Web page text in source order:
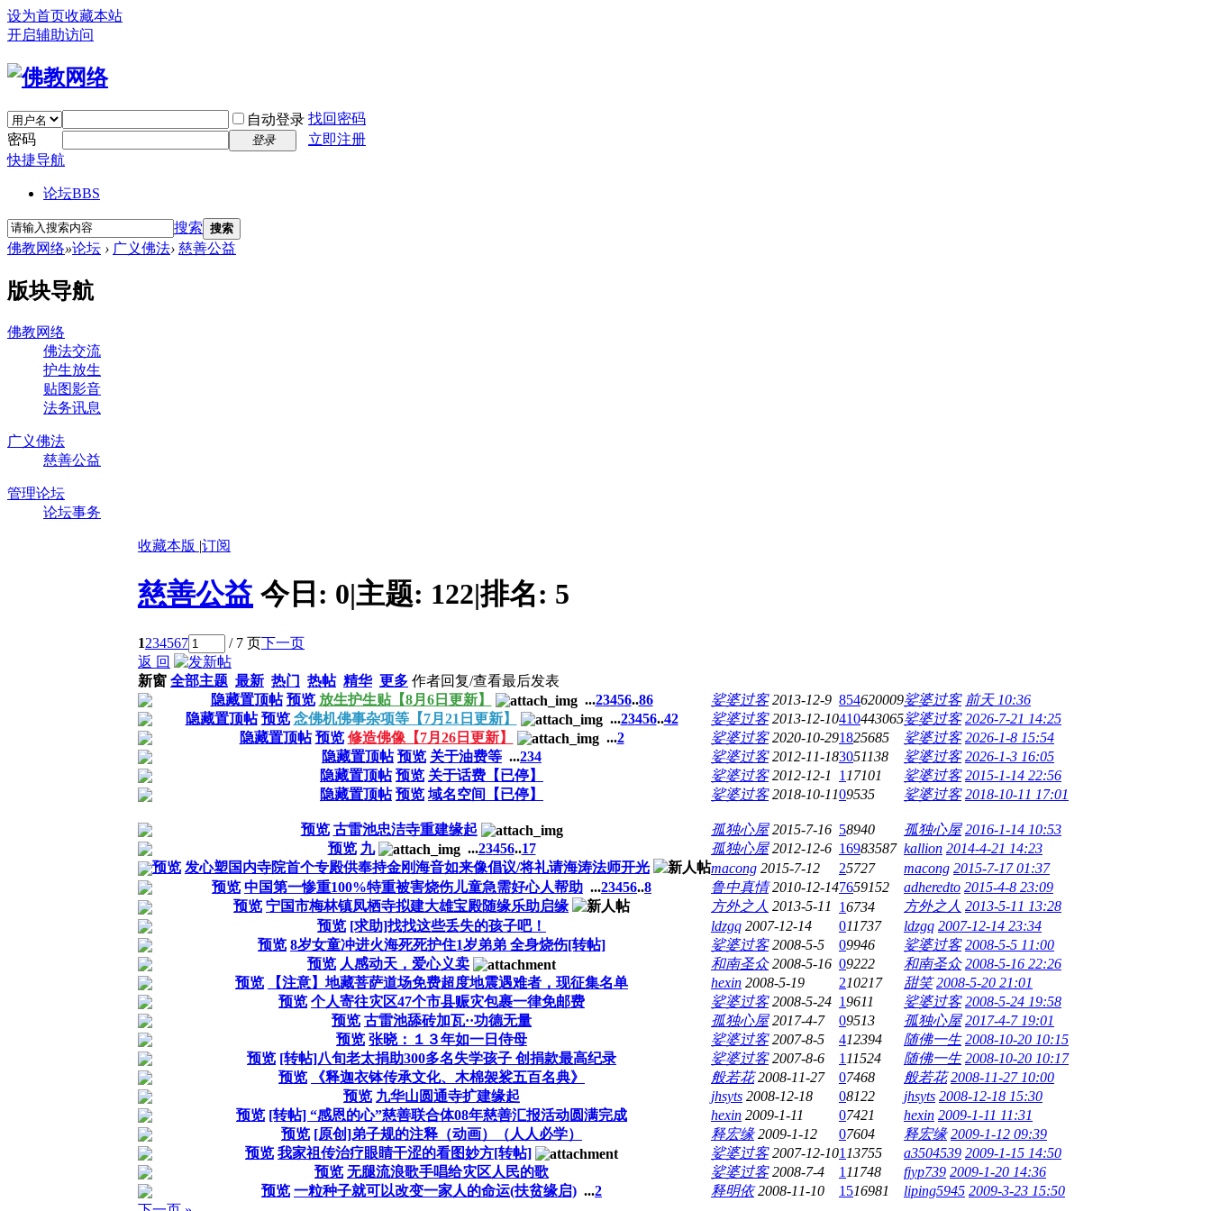
设为首页收藏本站
开启辅助访问
自动登录 找回密码
密码
登录
立即注册
快捷导航
论坛BBS
搜索 搜索
佛教网络»论坛 › 广义佛法› 慈善公益
版块导航
佛教网络
佛法交流
护生放生
贴图影音
法务讯息
广义佛法
慈善公益
管理论坛
论坛事务
收藏本版 |订阅
慈善公益 今日: 0|主题: 122|排名: 5
1234567 / 7 页下一页
返 回
新窗 全部主题 最新 热门 热帖 精华 更多 作者回复/查看最后发表
隐藏置顶帖 预览 放生护生贴【8月6日更新】 ...23456..86 娑婆过客 2013-12-9 854620009娑婆过客 前天 10:36
隐藏置顶帖 预览 念佛机佛事杂项等【7月21日更新】 ...23456..42 娑婆过客 2013-12-10410443065娑婆过客 2026-7-21 14:25
隐藏置顶帖 预览 修造佛像【7月26日更新】 ...2 娑婆过客 2020-10-291825685 娑婆过客 2026-1-8 15:54
隐藏置顶帖 预览 关于油费等 ...234 娑婆过客 2012-11-183051138 娑婆过客 2026-1-3 16:05
隐藏置顶帖 预览 关于话费【已停】 娑婆过客 2012-12-1 1 17101 娑婆过客 2015-1-14 22:56
隐藏置顶帖 预览 域名空间【已停】 娑婆过客 2018-10-1109535 娑婆过客 2018-10-11 17:01
预览 古雷池忠洁寺重建缘起 孤独心屋 2015-7-16 58940 孤独心屋 2016-1-14 10:53
预览 九 ...23456..17 孤独心屋 2012-12-6 16983587 kallion 2014-4-21 14:23
预览 发心塑国内寺院首个专殿供奉持金刚海音如来像倡议/将礼请海涛法师开光 macong 2015-7-12 25727 macong 2015-7-17 01:37
预览 中国第一惨重100%特重被害烧伤儿童急需好心人帮助 ...23456..8 鲁中真情 2010-12-147659152 adheredto 2015-4-8 23:09
预览 宁国市梅林镇凤栖寺拟建大雄宝殿随缘乐助启缘 方外之人 2013-5-11 16734 方外之人 2013-5-11 13:28
预览 [求助]找找这些丢失的孩子吧！ ldzgq 2007-12-14 011737 ldzgq 2007-12-14 23:34
预览 8岁女童冲进火海死死护住1岁弟弟 全身烧伤[转帖] 娑婆过客 2008-5-5 09946 娑婆过客 2008-5-5 11:00
预览 人感动天，爱心义卖 和南圣众 2008-5-16 09222 和南圣众 2008-5-16 22:26
预览
【注意】地藏菩萨道场免费超度地震遇难者，现征集名单 hexin 2008-5-19 210217 甜笑 2008-5-20 21:01
预览 个人寄往灾区47个市县赈灾包裹一律免邮费 娑婆过客 2008-5-24 19611 娑婆过客 2008-5-24 19:58
预览 古雷池舔砖加瓦··功德无量 孤独心屋 2017-4-7 09513 孤独心屋 2017-4-7 19:01
预览 张晓：１３年如一日侍母 娑婆过客 2007-8-5 412394 随佛一生 2008-10-20 10:15
预览 [转帖]八旬老太捐助300多名失学孩子 创捐款最高纪录 娑婆过客 2007-8-6 1 11524 随佛一生 2008-10-20 10:17
预览
《释迦衣钵传承文化、木棉袈裟五百名典》 般若花 2008-11-27 07468 般若花 2008-11-27 10:00
预览 九华山圆通寺扩建缘起 jhsyts 2008-12-18 08122 jhsyts 2008-12-18 15:30
预览 [转帖] “感恩的心”慈善联合体08年慈善汇报活动圆满完成 hexin 2009-1-11 07421 hexin 2009-1-11 11:31
预览 [原创]弟子规的注释（动画）（人人必学） 释宏缘 2009-1-12 07604 释宏缘 2009-1-12 09:39
预览 我家祖传治疗眼睛干涩的看图妙方[转帖] 娑婆过客 2007-12-101 13755 a3504539 2009-1-15 14:50
预览 无腿流浪歌手唱给灾区人民的歌 娑婆过客 2008-7-4 1 11748 fjyp739 2009-1-20 14:36
预览 一粒种子就可以改变一家人的命运(扶贫缘启) ...2 释明依 2008-11-10 1516981 liping5945 2009-3-23 15:50